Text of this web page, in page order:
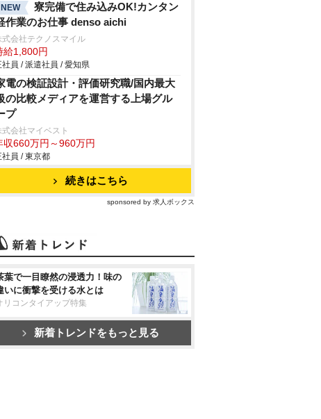
NEW
寮完備で住み込みOK!カンタン
作業のお仕事 denso aichi
式会社テクノスマイル
給1,800円
社員 / 派遣社員 / 愛知県
電の検証設計・評価研究職/国内最大
の比較メディアを運営する上場グル
プ
式会社マイベスト
収660万円～960万円
社員 / 東京都
続きはこちら
sponsored by 求人ボックス
葉で一目瞭然の浸透力！味の
いに衝撃を受ける水とは
リコンタイアップ特集
新着トレンドをもっと見る